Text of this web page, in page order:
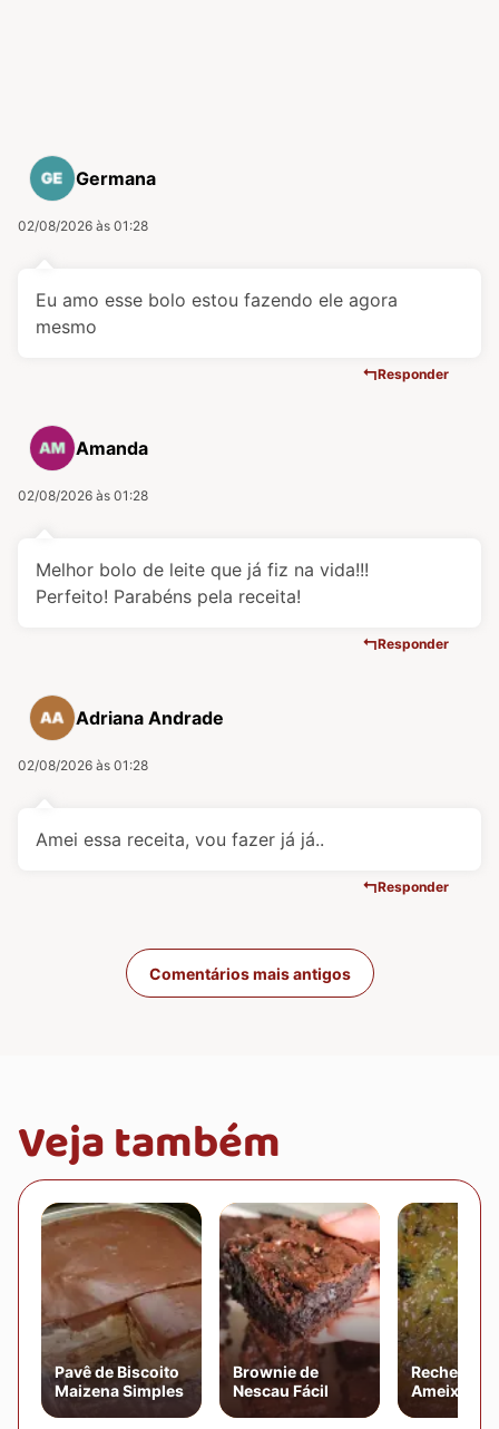
Germana
02/08/2026 às 01:28
Eu amo esse bolo estou fazendo ele agora
mesmo
Responder
Amanda
02/08/2026 às 01:28
Melhor bolo de leite que já fiz na vida!!!
Perfeito! Parabéns pela receita!
Responder
Adriana Andrade
02/08/2026 às 01:28
Amei essa receita, vou fazer já já..
Responder
Navegação de
Comentários mais antigos
Veja também
Pavê de Biscoito
Maizena Simples
Brownie de
Nescau Fácil
Recheio de
Ameixa